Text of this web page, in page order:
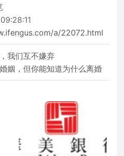
a/22072.html
我们互不嫌弃
姻，但你能知道为什么离婚